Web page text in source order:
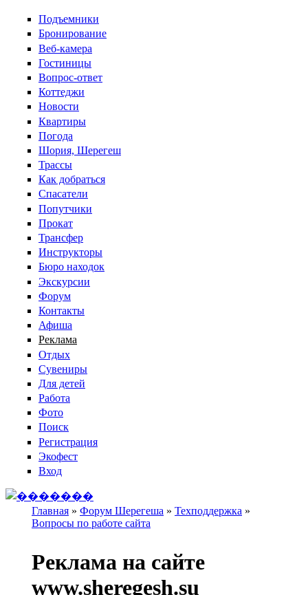
Перейти к основному содержанию
Подъемники
Бронирование
Веб-камера
Гостиницы
Вопрос-ответ
Коттеджи
Новости
Квартиры
Погода
Шория, Шерегеш
Трассы
Как добраться
Спасатели
Попутчики
Прокат
Трансфер
Инструкторы
Бюро находок
Экскурсии
Форум
Контакты
Афиша
Реклама
Отдых
Сувениры
Для детей
Работа
Фото
Поиск
Регистрация
Экофест
Вход
Вы здесь
Главная » Форум Шерегеша » Техподдержка »
Вопросы по работе сайта
Реклама на сайте
www.sheregesh.su